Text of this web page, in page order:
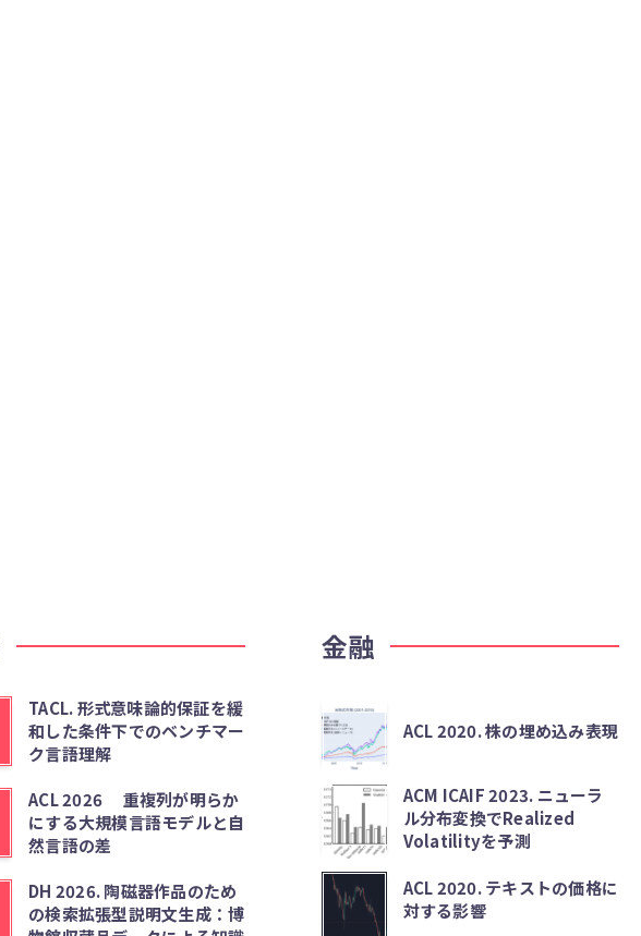
TACL. 形式意味論的保証を緩
和した条件下でのベンチマー
ク言語理解
ACL 2026 重複列が明らか
にする大規模言語モデルと自
然言語の差
DH 2026. 陶磁器作品のため
の検索拡張型説明文生成：博
金融
ACL 2020. 株の埋め込み表現
ACM ICAIF 2023. ニューラ
ル分布変換でRealized
Volatilityを予測
ACL 2020. テキストの価格に
対する影響